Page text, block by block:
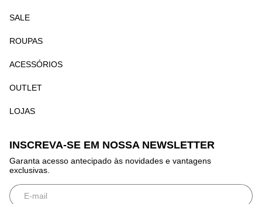
SALE
ROUPAS
ACESSÓRIOS
OUTLET
LOJAS
INSCREVA-SE EM NOSSA NEWSLETTER
Garanta acesso antecipado às novidades e vantagens
exclusivas.